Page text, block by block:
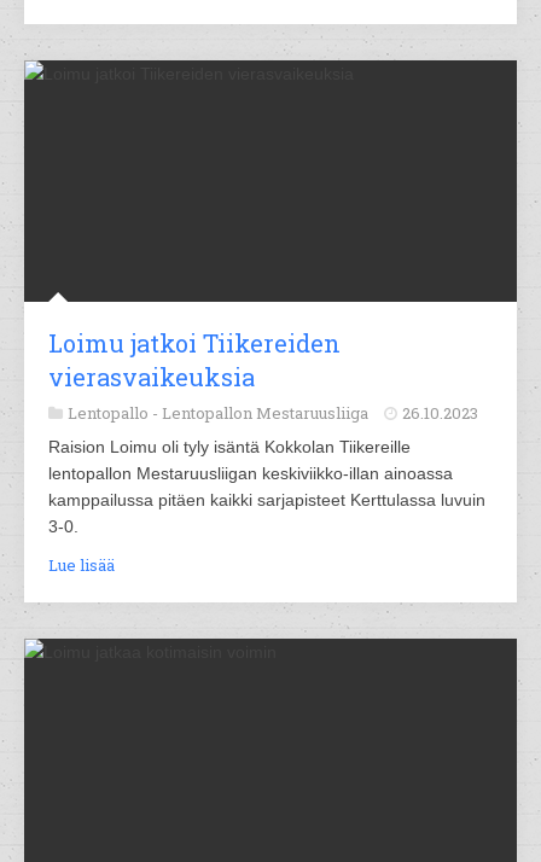
Loimu jatkoi Tiikereiden
vierasvaikeuksia
Lentopallo - Lentopallon Mestaruusliiga 26.10.2023
Raision Loimu oli tyly isäntä Kokkolan Tiikereille
lentopallon Mestaruusliigan keskiviikko-illan ainoassa
kamppailussa pitäen kaikki sarjapisteet Kerttulassa luvuin
3-0.
Lue lisää